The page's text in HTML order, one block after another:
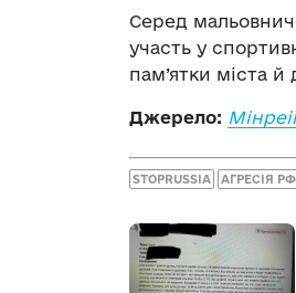
Серед
участь у
пам’ятки міста й
Джерело:
STOPRUSSIA АГРЕСІЯ РФ